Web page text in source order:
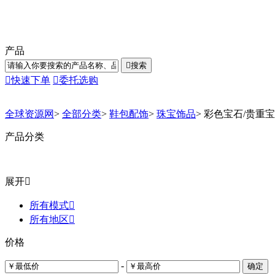
产品
搜索
快速下单 委托选购
全球资源网> 全部分类> 鞋包配饰> 珠宝饰品> 彩色宝石/贵重
产品分类
展开
所有模式
所有地区
价格
- 确定